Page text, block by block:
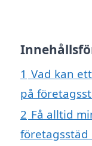
1 Vad kan
på
2 Få alltid
företagsstäd